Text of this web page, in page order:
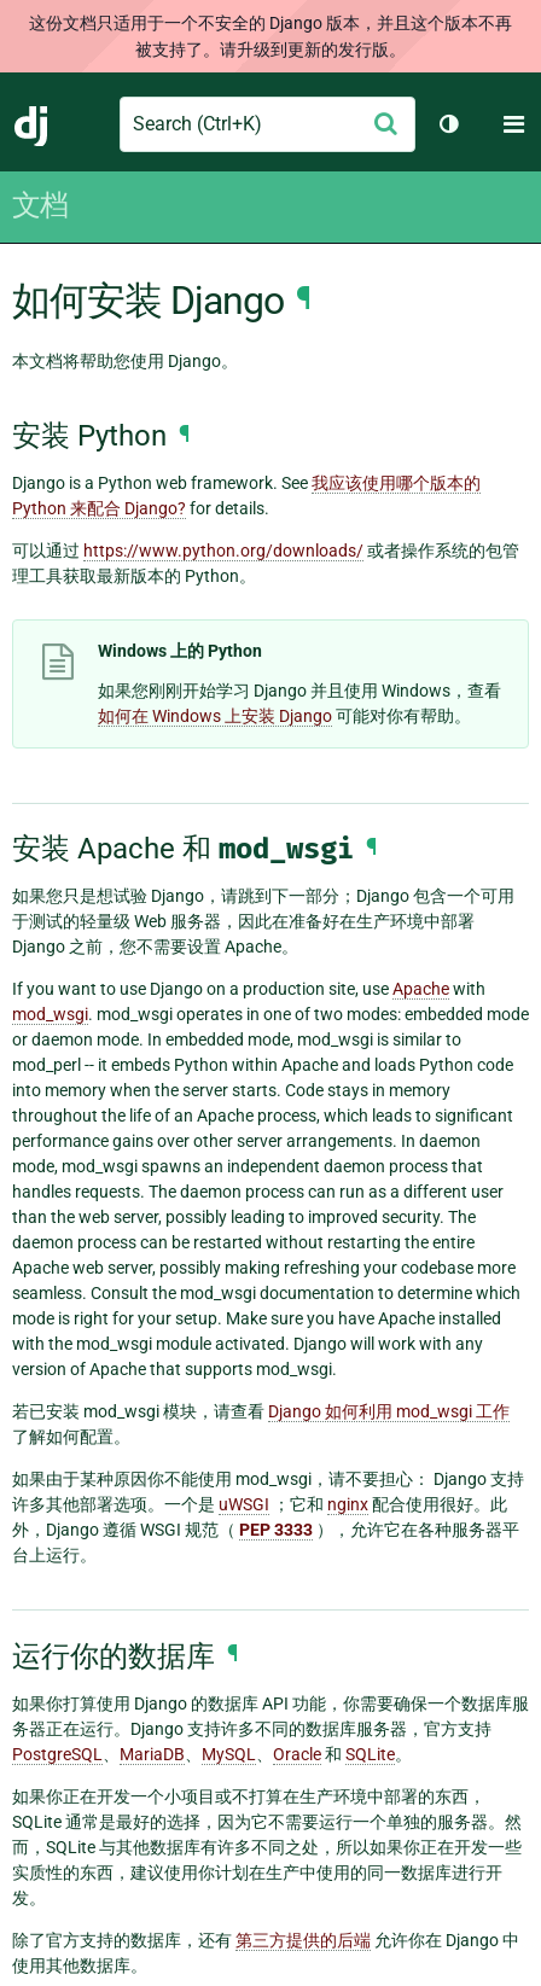
这份文档只适用于一个不安全的 Django 版本，并且这个版本不再
被支持了。请升级到更新的发行版。
Django
Search
交
切换主题
文档
如何安装 Django ¶
本文档将帮助您使用 Django。
安装 Python ¶
Django is a Python web framework. See我应该使用哪个版本的
Python 来配合 Django? for details.
可以通过 https://www.python.org/downloads/或者操作系统的包管
理工具获取最新版本的 Python。
Windows 上的 Python
如果您刚刚开始学习 Django 并且使用 Windows，查看
如何在 Windows 上安装 Django可能对你有帮助。
安装 Apache 和 mod_wsgi ¶
如果您只是想试验 Django，请跳到下一部分；Django 包含一个可用
于测试的轻量级 Web 服务器，因此在准备好在生产环境中部署
Django 之前，您不需要设置 Apache。
If you want to use Django on a production site, useApachewith
mod_wsgi. mod_wsgi operates in one of two modes: embedded mode
or daemon mode. In embedded mode, mod_wsgi is similar to
mod_perl -- it embeds Python within Apache and loads Python code
into memory when the server starts. Code stays in memory
throughout the life of an Apache process, which leads to significant
performance gains over other server arrangements. In daemon
mode, mod_wsgi spawns an independent daemon process that
handles requests. The daemon process can run as a different user
than the web server, possibly leading to improved security. The
daemon process can be restarted without restarting the entire
Apache web server, possibly making refreshing your codebase more
seamless. Consult the mod_wsgi documentation to determine which
mode is right for your setup. Make sure you have Apache installed
with the mod_wsgi module activated. Django will work with any
version of Apache that supports mod_wsgi.
若已安装 mod_wsgi 模块，请查看 Django 如何利用 mod_wsgi 工作
了解如何配置。
如果由于某种原因你不能使用 mod_wsgi，请不要担心： Django 支持
许多其他部署选项。一个是 uWSGI ；它和 nginx配合使用很好。此
外，Django 遵循 WSGI 规范（ PEP 3333 ），允许它在各种服务器平
台上运行。
运行你的数据库 ¶
如果你打算使用 Django 的数据库 API 功能，你需要确保一个数据库服
务器正在运行。Django 支持许多不同的数据库服务器，官方支持
PostgreSQL
MariaDB MySQL Oracle和 SQLite。
如果你正在开发一个小项目或不打算在生产环境中部署的东西，
SQLite 通常是最好的选择，因为它不需要运行一个单独的服务器。然
而，SQLite 与其他数据库有许多不同之处，所以如果你正在开发一些
实质性的东西，建议使用你计划在生产中使用的同一数据库进行开
发。
除了官方支持的数据库，还有第三方提供的后端 允许你在 Django 中
使用其他数据库。